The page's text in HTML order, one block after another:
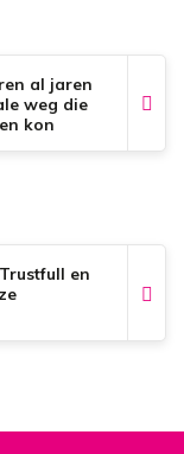
al jaren
weg die
kon
en